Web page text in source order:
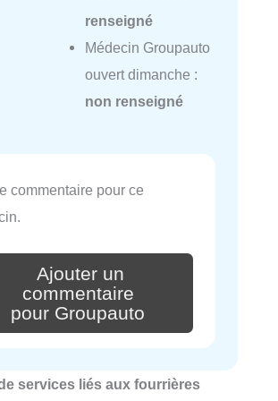
renseigné
Médecin Groupauto
ouvert dimanche :
non renseigné
commentaire pour ce
Ajouter un
commentaire
pour Groupauto
services liés aux fourrières